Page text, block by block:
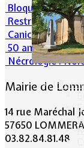
Bloqué en forêt.
Restrictions sur
Canicule et
50 ans
Nécrologie :
Mairie de
14 rue Maréchal
57650
03.82.84.81.48